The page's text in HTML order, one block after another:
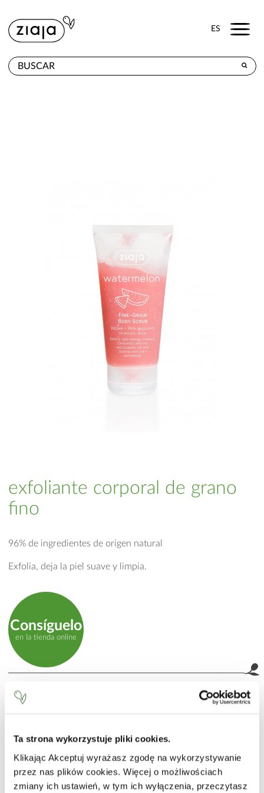
Ta strona wykorzystuje pliki cookies.
Klikając Akceptuj wyrażasz zgodę na wykorzystywanie
przez nas plików cookies. Więcej o możliwościach
zmiany ich ustawień, w tym ich wyłączenia, przeczytasz
ES Menu
exfoliante corporal de grano
fino
96% de ingredientes de origen natural
Exfolia, deja la piel suave y limpia.
Consíguelo
en la tienda online
MODO DE EMPLEO
un lugar protegido de la luz.
INCI
Aqua (Water), Hydrated Silica, Glycerin, PEG-7 Glyceryl
Cocoate, Coco-Glucoside, Propylene Glycol, Cucumis